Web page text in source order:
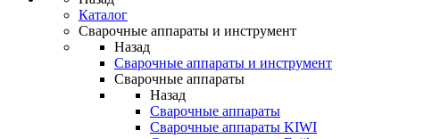
Каталог
Сварочные аппараты и инструмент
Назад
Сварочные аппараты и инструмент
Сварочные аппараты
Назад
Сварочные аппараты
Сварочные аппараты KIWI